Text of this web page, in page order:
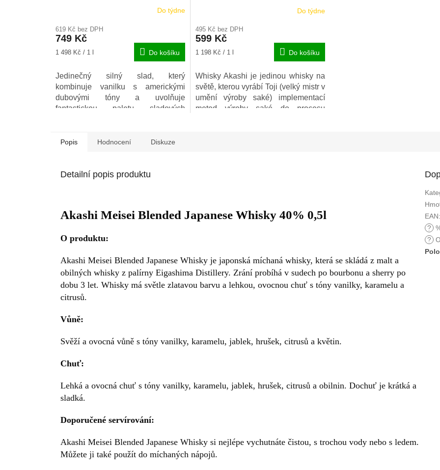
Do týdne
619 Kč bez DPH
749 Kč
Měrná
1 498 Kč / 1 l Do košíku
Jedinečný silný slad, který
kombinuje vanilku s americkými
dubovými tóny a uvolňuje
fantastickou paletu sladových
uvolnění pro ty, kteří se chtějí ponořit
Do týdne
495 Kč bez DPH
599 Kč
Měrná
1 198 Kč / 1 l Do košíku
Whisky Akashi je jedinou whisky na
světě, kterou vyrábí Toji (velký mistr v
umění výroby saké) implementací
metod výroby saké do procesu
Popis Hodnocení Diskuze
Detailní popis produktu
Akashi Meisei Blended Japanese Whisky 40% 0,5l
O produktu:
Akashi Meisei Blended Japanese Whisky je japonská míchaná whisky, která se skládá z malt a
obilných whisky z palírny Eigashima Distillery. Zrání probíhá v sudech po bourbonu a sherry po
dobu 3 let. Whisky má světle zlatavou barvu a lehkou, ovocnou chuť s tóny vanilky, karamelu a
citrusů.
Vůně:
Svěží a ovocná vůně s tóny vanilky, karamelu, jablek, hrušek, citrusů a květin.
Chuť:
Lehká a ovocná chuť s tóny vanilky, karamelu, jablek, hrušek, citrusů a obilnin. Dochuť je krátká a
sladká.
Doporučené servírování:
Akashi Meisei Blended Japanese Whisky si nejlépe vychutnáte čistou, s trochou vody nebo s ledem.
Můžete ji také použít do míchaných nápojů.
EAN:
?
?